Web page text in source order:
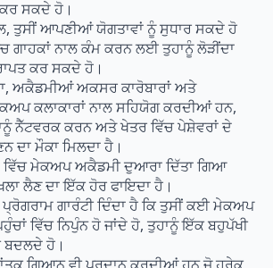
ਸਕਦੇ ਹੋ।
ਤੁਸੀਂ ਆਪਣੀਆਂ ਯੋਗਤਾਵਾਂ ਨੂੰ ਸੁਧਾਰ ਸਕਦੇ ਹੋ
ਗਾਹਕਾਂ ਨਾਲ ਕੰਮ ਕਰਨ ਲਈ ਤੁਹਾਨੂੰ ਲੋੜੀਂਦਾ
ਕਰ ਸਕਦੇ ਹੋ।
ਅਕੈਡਮੀਆਂ ਅਕਸਰ ਕਾਰੋਬਾਰਾਂ ਅਤੇ
ਕਲਾਕਾਰਾਂ ਨਾਲ ਸਹਿਯੋਗ ਕਰਦੀਆਂ ਹਨ,
ਨੈੱਟਵਰਕ ਕਰਨ ਅਤੇ ਖੇਤਰ ਵਿੱਚ ਪੇਸ਼ੇਵਰਾਂ ਦੇ
ਦਾ ਮੌਕਾ ਮਿਲਦਾ ਹੈ।
ਵਿੱਚ ਮੇਕਅਪ ਅਕੈਡਮੀ ਦੁਆਰਾ ਦਿੱਤਾ ਗਿਆ
ਲੈਣ ਦਾ ਇੱਕ ਹੋਰ ਫਾਇਦਾ ਹੈ।
ਗਾਰੰਟੀ ਦਿੰਦਾ ਹੈ ਕਿ ਤੁਸੀਂ ਕਈ ਮੇਕਅਪ
ਵਿੱਚ ਨਿਪੁੰਨ ਹੋ ਜਾਂਦੇ ਹੋ, ਤੁਹਾਨੂੰ ਇੱਕ ਬਹੁਪੱਖੀ
ਬਦਲਦੇ ਹੋ।
ਗਿਆਨ ਵੀ ਪ੍ਰਦਾਨ ਕਰਦੀਆਂ ਹਨ ਜੋ ਹਰੇਕ